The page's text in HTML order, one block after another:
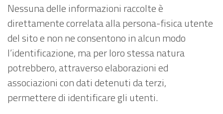
Nessuna delle informazioni raccolte è
direttamente correlata alla persona-fisica utente
del sito e non ne consentono in alcun modo
l’identificazione, ma per loro stessa natura
potrebbero, attraverso elaborazioni ed
associazioni con dati detenuti da terzi,
permettere di identificare gli utenti.